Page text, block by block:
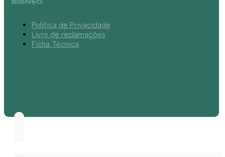
Política de Privacidade
Livro de reclamações
Ficha Técnica